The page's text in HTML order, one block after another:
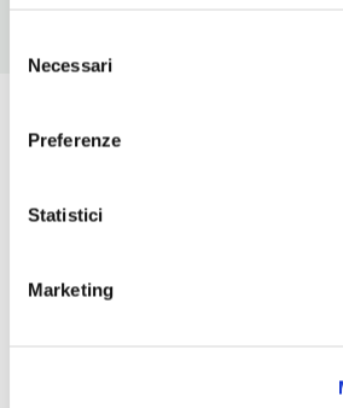
delNecessari
Preferenze
Statistici
Marketing